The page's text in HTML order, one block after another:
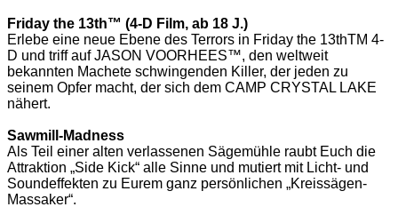
Friday the 13th™ (4-D Film, ab 18 J.)
Erlebe eine neue Ebene des Terrors in Friday the 13thTM 4-
D und triff auf JASON VOORHEES™, den weltweit
bekannten Machete schwingenden Killer, der jeden zu
seinem Opfer macht, der sich dem CAMP CRYSTAL LAKE
nähert.
Sawmill-Madness
Als Teil einer alten verlassenen Sägemühle raubt Euch die
Attraktion „Side Kick“ alle Sinne und mutiert mit Licht- und
Soundeffekten zu Eurem ganz persönlichen „Kreissägen-
Massaker“.